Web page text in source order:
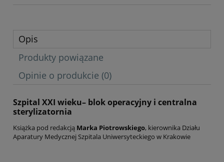
Opis
Produkty powiązane
Opinie o produkcie (0)
Szpital XXI wieku– blok operacyjny i centralna
sterylizatornia
Książka pod redakcją Marka Piotrowskiego, kierownika Działu
Aparatury Medycznej Szpitala Uniwersyteckiego w Krakowie